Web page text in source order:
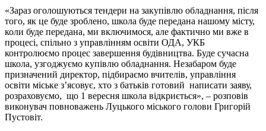
«Зараз оголошуються тендери на закупівлю обладнання, після
того, як це буде зроблено, школа буде передана нашому місту,
коли буде передана, ми включимося, але фактично ми вже в
процесі, спільно з управлінням освіти ОДА, УКБ
контролюємо процес завершення будівництва. Буде сучасна
школа, узгоджуємо купівлю обладнання. Незабаром буде
призначений директор, підбираємо вчителів, управління
освіти міське з’ясовує, хто з батьків готовий написати заяву,
розраховуємо, що 1 вересня школа відкриється», – розповів
виконувач повноважень Луцького міського голови Григорій
Пустовіт.